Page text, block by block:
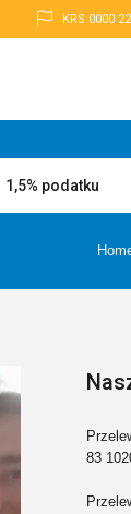
KRS 0000
1,5% podatku
83